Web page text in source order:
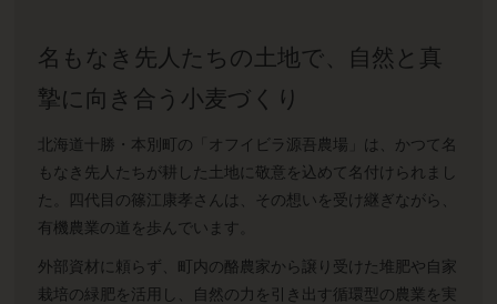
名もなき先人たちの土地で、自然と真
摯に向き合う小麦づくり
北海道十勝・本別町の「オフイビラ源吾農場」は、かつて名
もなき先人たちが耕した土地に敬意を込めて名付けられまし
た。四代目の篠江康孝さんは、その想いを受け継ぎながら、
有機農業の道を歩んでいます。
外部資材に頼らず、町内の酪農家から譲り受けた堆肥や自家
栽培の緑肥を活用し、自然の力を引き出す循環型の農業を実